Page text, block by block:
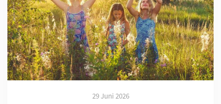
29 Juni 2026